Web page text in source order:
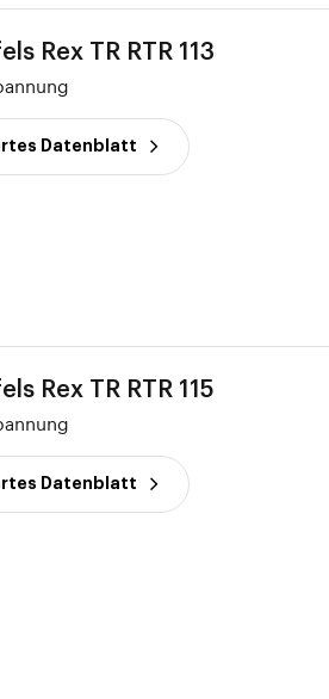
Rex TR RTR 113
Datenblatt
Rex TR RTR 115
Datenblatt